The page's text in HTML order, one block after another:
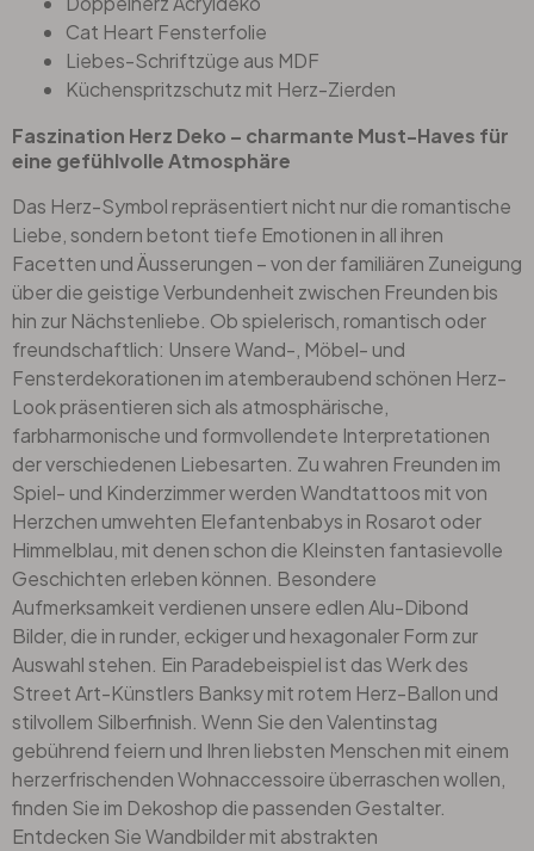
Cat Heart Fensterfolie
Liebes-Schriftzüge aus MDF
Küchenspritzschutz mit Herz-Zierden
Faszination Herz Deko – charmante Must-Haves für
eine gefühlvolle Atmosphäre
Das Herz-Symbol repräsentiert nicht nur die romantische
Liebe, sondern betont tiefe Emotionen in all ihren
Facetten und Äusserungen – von der familiären Zuneigung
über die geistige Verbundenheit zwischen Freunden bis
hin zur Nächstenliebe. Ob spielerisch, romantisch oder
freundschaftlich: Unsere Wand-, Möbel- und
Fensterdekorationen im atemberaubend schönen Herz-
Look präsentieren sich als atmosphärische,
farbharmonische und formvollendete Interpretationen
der verschiedenen Liebesarten. Zu wahren Freunden im
Spiel- und Kinderzimmer werden Wandtattoos mit von
Herzchen umwehten Elefantenbabys in Rosarot oder
Himmelblau, mit denen schon die Kleinsten fantasievolle
Geschichten erleben können. Besondere
Aufmerksamkeit verdienen unsere edlenAlu-Dibond
Bilder, die in runder, eckiger und hexagonaler Form zur
Auswahl stehen. Ein Paradebeispiel ist das Werk des
Street Art-Künstlers Banksy mit rotem Herz-Ballon und
stilvollem Silberfinish. Wenn Sie den Valentinstag
gebührend feiern und Ihren liebsten Menschen mit einem
herzerfrischenden Wohnaccessoire überraschen wollen,
finden Sie im Dekoshop die passenden Gestalter.
Entdecken Sie Wandbilder mit abstrakten